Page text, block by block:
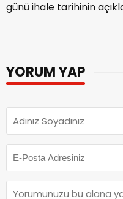
günü ihale tarihinin
YORUM YAP